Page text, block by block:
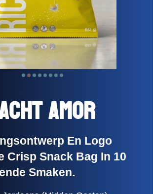
Amor
En Logo
Crisp Snack Bag In 10
Smaken.